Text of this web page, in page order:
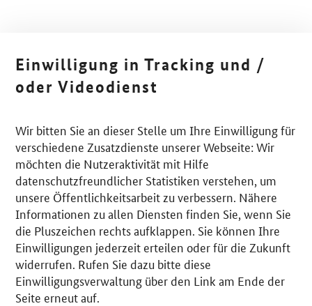
Einwilligung in Tracking und /
oder Videodienst
Wir bitten Sie an dieser Stelle um Ihre Einwilligung für
verschiedene Zusatzdienste unserer Webseite: Wir
möchten die Nutzeraktivität mit Hilfe
datenschutzfreundlicher Statistiken verstehen, um
unsere Öffentlichkeitsarbeit zu verbessern. Nähere
Informationen zu allen Diensten finden Sie, wenn Sie
die Pluszeichen rechts aufklappen. Sie können Ihre
Einwilligungen jederzeit erteilen oder für die Zukunft
widerrufen. Rufen Sie dazu bitte diese
Einwilligungsverwaltung über den Link am Ende der
Seite erneut auf.